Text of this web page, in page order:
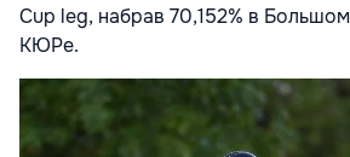
Cup leg, набрав 70,152% в
КЮРе.